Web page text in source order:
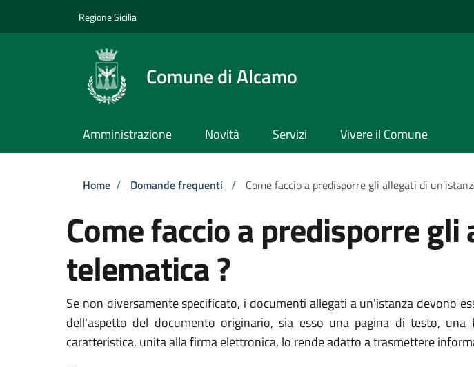
Regione Sicilia
Comune di Alcamo
Amministrazione Novità Servizi Vivere il Comune
Briciole di pane
Home / Domande frequenti / Come faccio a predisporre gli allegati di
Come faccio a predisporre
telematica ?
Se non diversamente specificato, i documenti allegati a un'istanza devono
dell'aspetto del documento originario, sia esso una pagina di testo,
caratteristica, unita alla firma elettronica, lo rende adatto a trasmettere